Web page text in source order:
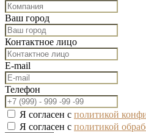
Ваш город
Контактное лицо
E-mail
Телефон
Я согласен с политикой
Я согласен с политикой